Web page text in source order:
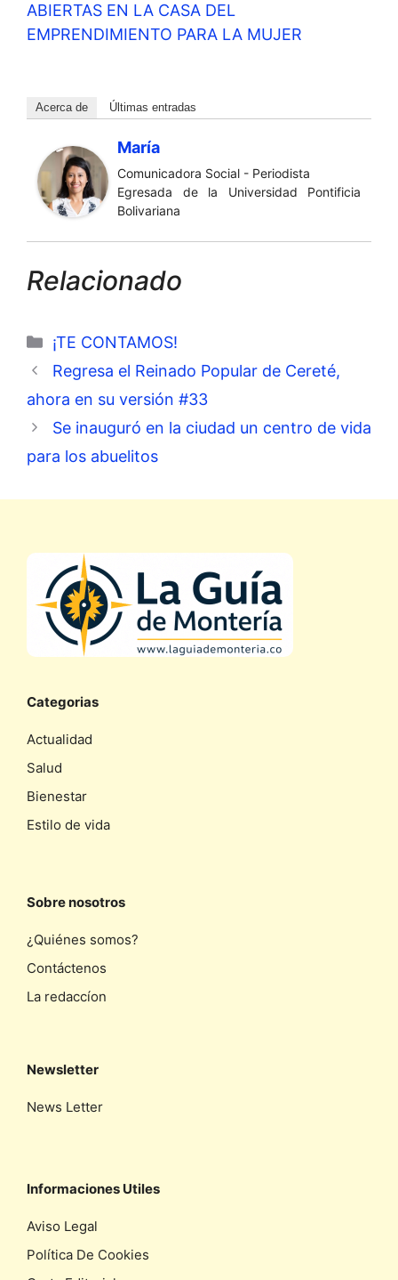
ABIERTAS EN LA CASA DEL
EMPRENDIMIENTO PARA LA MUJER
Acerca de Últimas entradas
María
Comunicadora Social - Periodista
Egresada de la Universidad Pontificia
Bolivariana
Relacionado
Categorías
¡TE CONTAMOS!
Regresa el Reinado Popular de Cereté,
ahora en su versión #33
Se inauguró en la ciudad un centro de vida
para los abuelitos
Categorias
Actualidad
Salud
Bienestar
Estilo de vida
Sobre nosotros
¿Quiénes somos?
Contáctenos
La redaccíon
Newsletter
News Letter
Informaciones Utiles
Aviso Legal
Política De Cookies